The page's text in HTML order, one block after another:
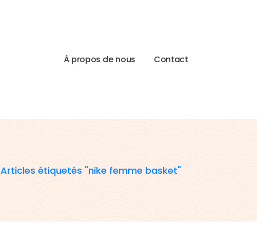
À propos de nous Contact
Articles étiquetés "nike femme basket"